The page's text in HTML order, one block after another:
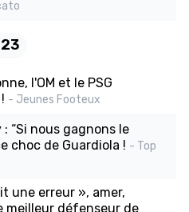
l'OM et le PSG
- Jeunes Footeux
“Si nous gagnons le
choc de Guardiola ! - Top
une erreur », amer,
meilleur défenseur de